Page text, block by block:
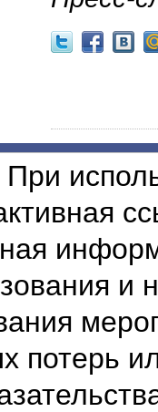
При
и
потерь